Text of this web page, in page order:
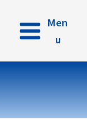
Men
u